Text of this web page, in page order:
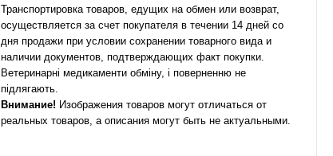
Транспортировка товаров, едущих на обмен или возврат,
осуществляется за счет покупателя в течении 14 дней со
дня продажи при условии сохранении товарного вида и
наличии документов, подтверждающих факт покупки.
Ветеринарні медикаменти обміну, і поверненню не
підлягають.
Внимание! Изображения товаров могут отличаться от
реальных товаров, а описания могут быть не актуальными.